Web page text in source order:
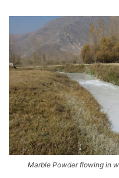
Marble Powder flowing in